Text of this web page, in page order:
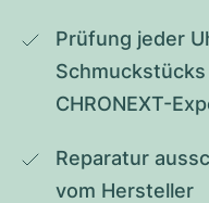
Prüfung jeder
CHRONEXT-
Reparatur
vom Hersteller